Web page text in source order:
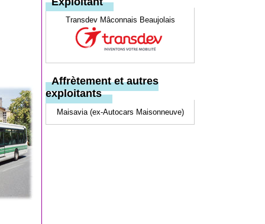
Transdev Mâconnais Beaujolais
Affrètement et autres
exploitants
Maisavia (ex-Autocars Maisonneuve)